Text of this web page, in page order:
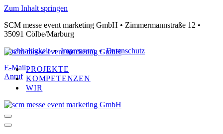
Zum Inhalt springen
SCM messe event marketing GmbH • Zimmermannstraße 12 •
35091 Cölbe/Marburg
Nachhaltigkeit • Impressum • Datenschutz
E-Mail
Anruf
PROJEKTE
KOMPETENZEN
WIR
Navigationsmenü
Navigationsmenü